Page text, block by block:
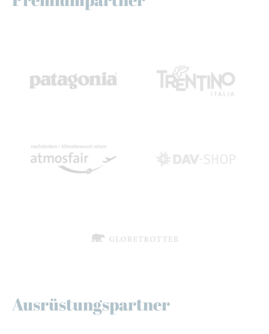
Ausrüstungspartner